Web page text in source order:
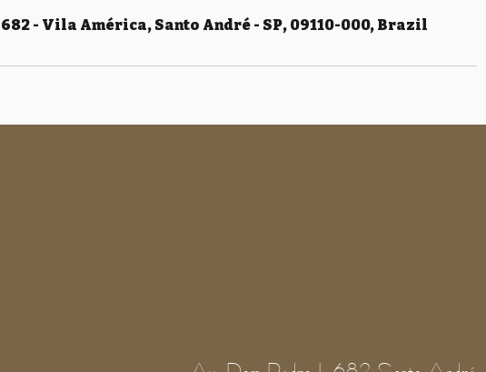
682 - Vila América, Santo André - SP, 09110-000, Brazil